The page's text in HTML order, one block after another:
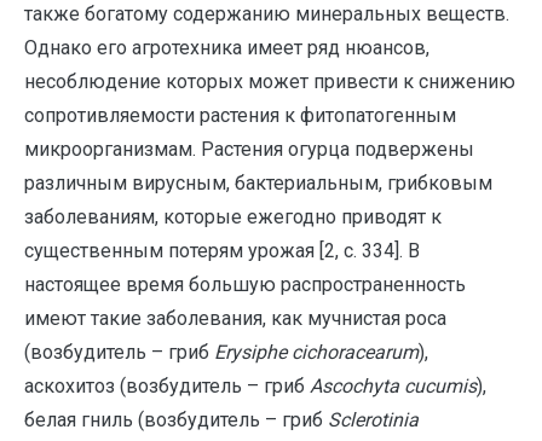
также богатому содержанию минеральных веществ.
Однако его агротехника имеет ряд нюансов,
несоблюдение которых может привести к снижению
сопротивляемости растения к фитопатогенным
микроорганизмам. Растения огурца подвержены
различным вирусным, бактериальным, грибковым
заболеваниям, которые ежегодно приводят к
существенным потерям урожая [2, с. 334]. В
настоящее время большую распространенность
имеют такие заболевания, как мучнистая роса
(возбудитель – гриб Erysiphe cichoracearum),
аскохитоз (возбудитель – гриб Ascochyta cucumis),
белая гниль (возбудитель – гриб Sclerotinia